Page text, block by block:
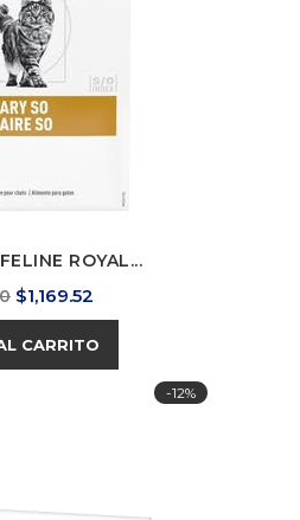
ROYAL...
Precio
$1,169.52
CARRITO
-12%